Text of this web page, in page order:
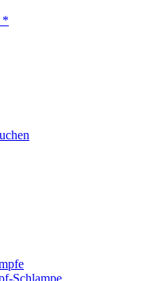
*
Schlampe